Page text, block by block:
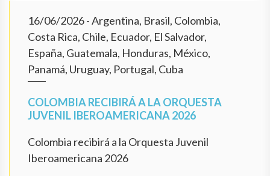
16/06/2026- Argentina, Brasil, Colombia,
Costa Rica, Chile, Ecuador, El Salvador,
España, Guatemala, Honduras, México,
Panamá, Uruguay, Portugal, Cuba
COLOMBIA RECIBIRÁ A LA ORQUESTA
JUVENIL IBEROAMERICANA 2026
Colombia recibirá a la Orquesta Juvenil
Iberoamericana 2026